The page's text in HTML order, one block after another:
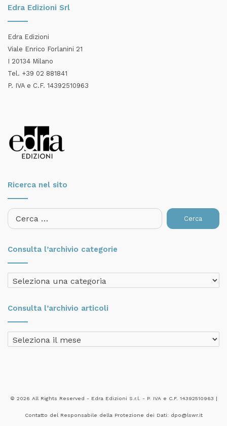
Edra Edizioni Srl
Edra Edizioni
Viale Enrico Forlanini 21
I 20134 Milano
Tel. +39 02 881841
P. IVA e C.F. 14392510963
Ricerca nel sito
Ricerca
per:
Consulta l’archivio categorie
Consulta
l’archivio
Consulta l’archivio articoli
Consulta
l’archivio
© 2026 All Rights Reserved - Edra Edizioni S.r.l. - P. IVA e C.F. 14392510963 |
Contatto del Responsabile della Protezione dei Dati: dpo@lswr.it